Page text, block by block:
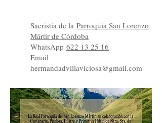
Sacristía de la Parroquia San Lorenzo
Mártir de Córdoba
WhatsApp 622 13 25 16
Email
hermandadvillaviciosa@gmail.com